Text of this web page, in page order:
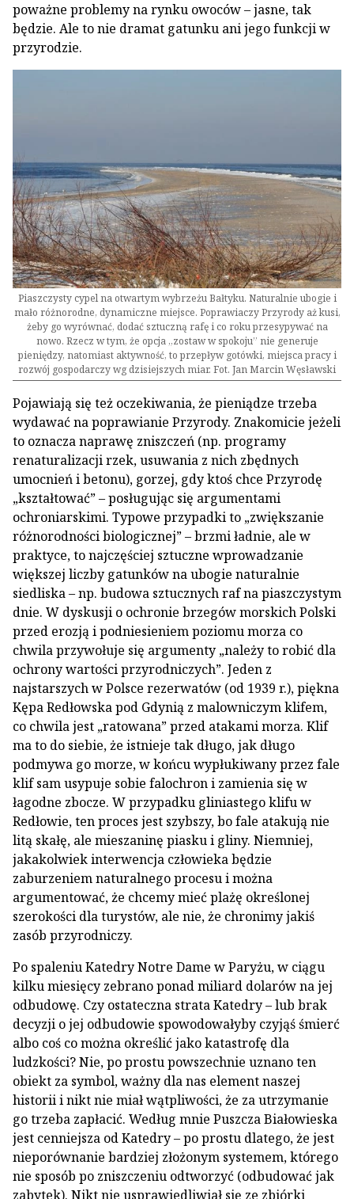
poważne problemy na rynku owoców – jasne, tak
będzie. Ale to nie dramat gatunku ani jego funkcji w
przyrodzie.
Piaszczysty cypel na otwartym wybrzeżu Bałtyku. Naturalnie ubogie i
mało różnorodne, dynamiczne miejsce. Poprawiaczy Przyrody aż kusi,
żeby go wyrównać, dodać sztuczną rafę i co roku przesypywać na
nowo. Rzecz w tym, że opcja „zostaw w spokoju” nie generuje
pieniędzy, natomiast aktywność, to przepływ gotówki, miejsca pracy i
rozwój gospodarczy wg dzisiejszych miar. Fot. Jan Marcin Węsławski
Pojawiają się też oczekiwania, że pieniądze trzeba
wydawać na poprawianie Przyrody. Znakomicie jeżeli
to oznacza naprawę zniszczeń (np. programy
renaturalizacji rzek, usuwania z nich zbędnych
umocnień i betonu), gorzej, gdy ktoś chce Przyrodę
„kształtować” – posługując się argumentami
ochroniarskimi. Typowe przypadki to „zwiększanie
różnorodności biologicznej” – brzmi ładnie, ale w
praktyce, to najczęściej sztuczne wprowadzanie
większej liczby gatunków na ubogie naturalnie
siedliska – np. budowa sztucznych raf na piaszczystym
dnie. W dyskusji o ochronie brzegów morskich Polski
przed erozją i podniesieniem poziomu morza co
chwila przywołuje się argumenty „należy to robić dla
ochrony wartości przyrodniczych”. Jeden z
najstarszych w Polsce rezerwatów (od 1939 r.), piękna
Kępa Redłowska pod Gdynią z malowniczym klifem,
co chwila jest „ratowana” przed atakami morza. Klif
ma to do siebie, że istnieje tak długo, jak długo
podmywa go morze, w końcu wypłukiwany przez fale
klif sam usypuje sobie falochron i zamienia się w
łagodne zbocze. W przypadku gliniastego klifu w
Redłowie, ten proces jest szybszy, bo fale atakują nie
litą skałę, ale mieszaninę piasku i gliny. Niemniej,
jakakolwiek interwencja człowieka będzie
zaburzeniem naturalnego procesu i można
argumentować, że chcemy mieć plażę określonej
szerokości dla turystów, ale nie, że chronimy jakiś
zasób przyrodniczy.
Po spaleniu Katedry Notre Dame w Paryżu, w ciągu
kilku miesięcy zebrano ponad miliard dolarów na jej
odbudowę. Czy ostateczna strata Katedry – lub brak
decyzji o jej odbudowie spowodowałyby czyjąś śmierć
albo coś co można określić jako katastrofę dla
ludzkości? Nie, po prostu powszechnie uznano ten
obiekt za symbol, ważny dla nas element naszej
historii i nikt nie miał wątpliwości, że za utrzymanie
go trzeba zapłacić. Według mnie Puszcza Białowieska
jest cenniejsza od Katedry – po prostu dlatego, że jest
nieporównanie bardziej złożonym systemem, którego
nie sposób po zniszczeniu odtworzyć (odbudować jak
zabytek). Nikt nie usprawiedliwiał się ze zbiórki